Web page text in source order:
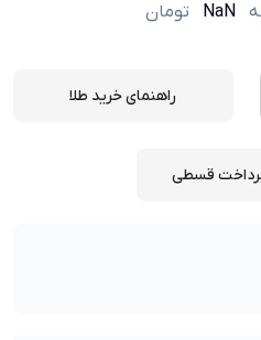
NaN تومان
راهنمای خرید طلا
قسطی